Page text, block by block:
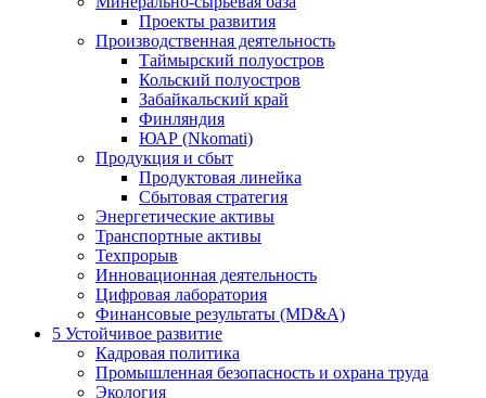
Проекты развития
Производственная деятельность
Таймырский полуостров
Кольский полуостров
Забайкальский край
Финляндия
ЮАР (Nkomati)
Продукция и сбыт
Продуктовая линейка
Сбытовая стратегия
Энергетические активы
Транспортные активы
Техпрорыв
Инновационная деятельность
Цифровая лаборатория
Финансовые результаты (MD&A)
5 Устойчивое развитие
Кадровая политика
Промышленная безопасность и охрана труда
Экология